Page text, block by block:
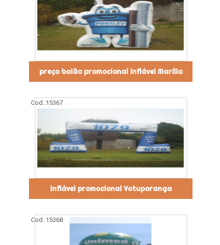
preço balão promocional inflável Marília
Cod.:15367
inflável promocional Votuporanga
Cod.:15368